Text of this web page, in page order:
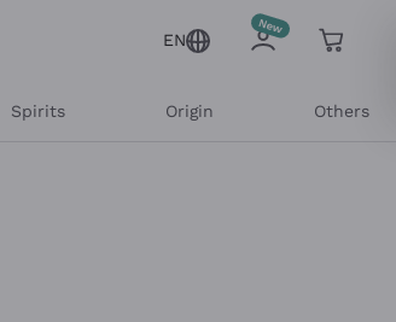
EN
Spirits Origin Others